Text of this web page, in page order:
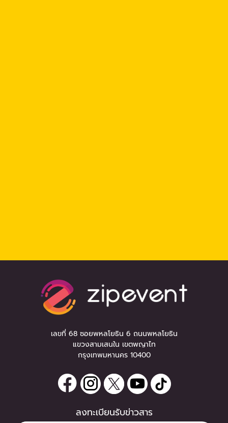
เลขที่ 68 ซอยพหลโยธิน 6 ถนนพหลโยธิน
แขวงสามเสนใน เขตพญาไท
กรุงเทพมหานคร 10400
ลงทะเบียนรับข่าวสาร